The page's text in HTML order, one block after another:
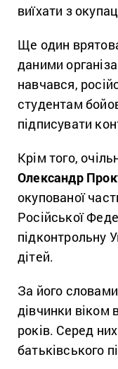
виїхати з
Ще один
даними
навчався,
студентам
підписувати
Крім того,
Олександр
окупованої
Російської
підконтрольну
дітей.
За його
дівчинки віком
років. Серед
батьківського